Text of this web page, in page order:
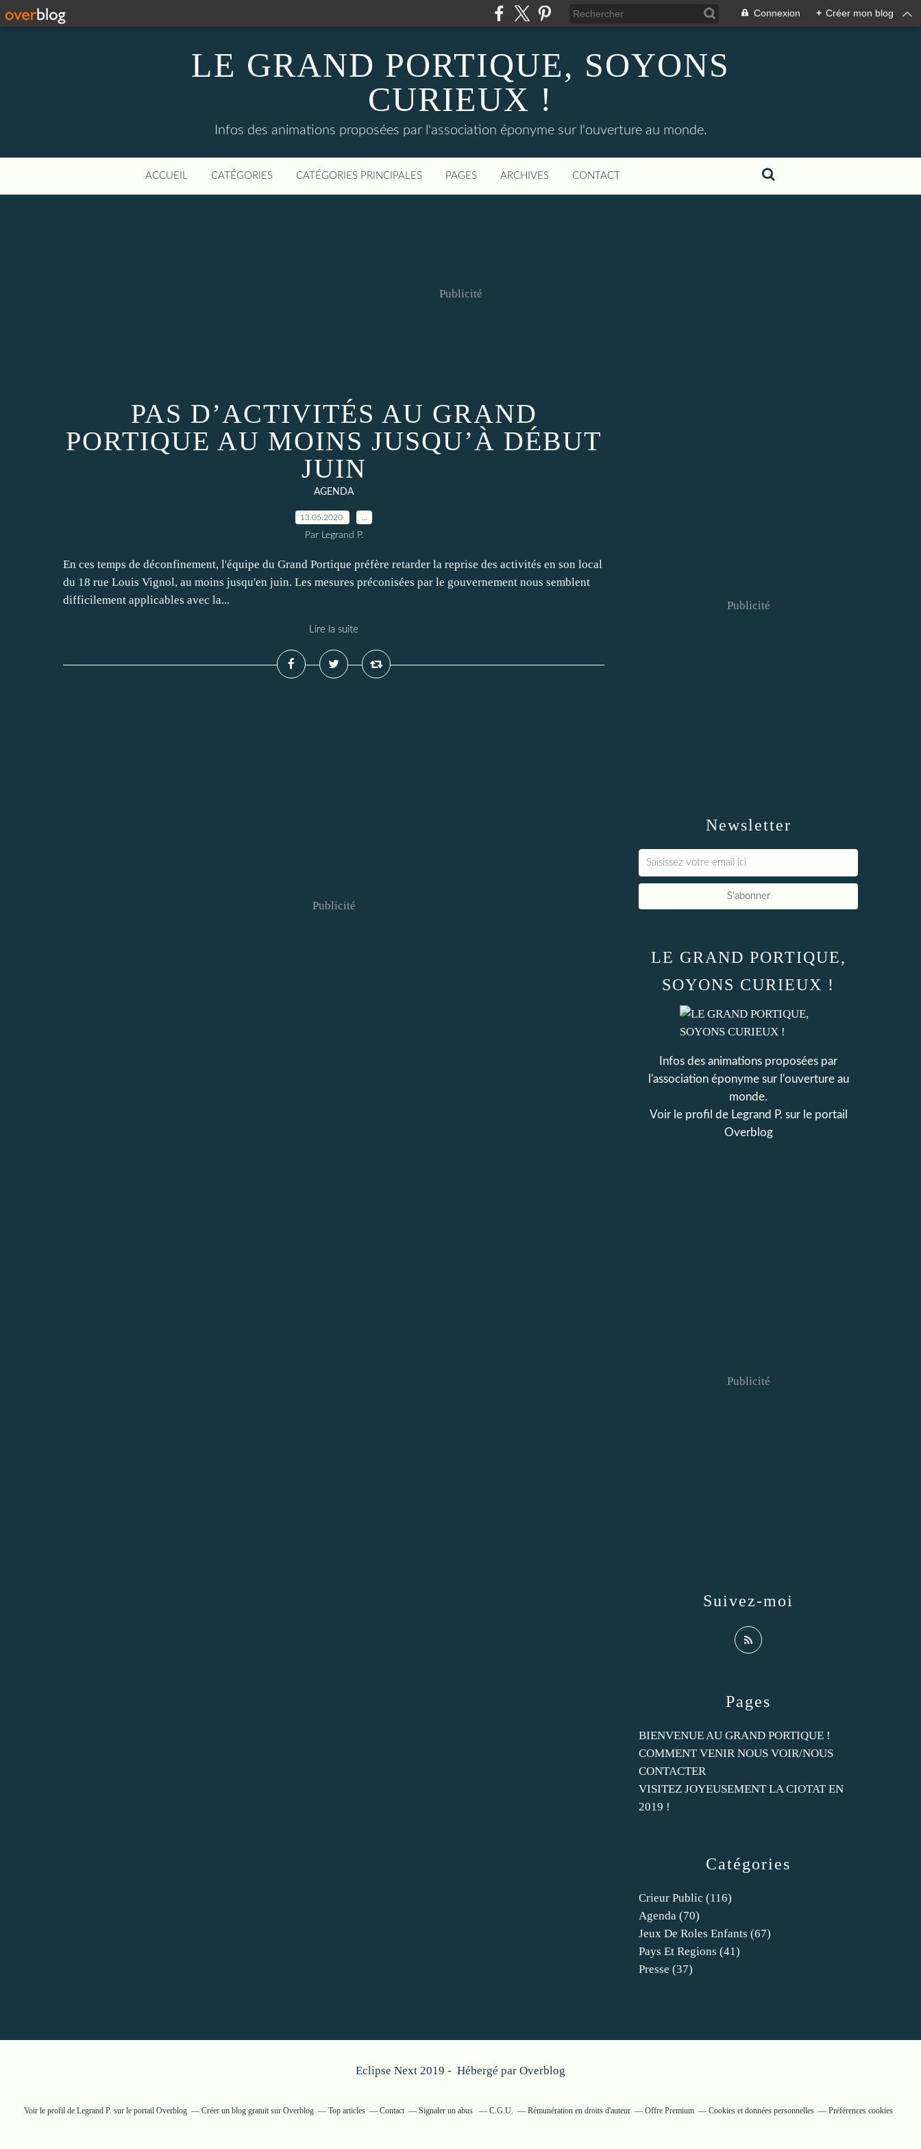
Connexion + Créer mon blog
LE GRAND PORTIQUE, SOYONS
CURIEUX !
Infos des animations proposées par l'association éponyme sur l'ouverture au monde.
ACCUEIL CATÉGORIES CATÉGORIES PRINCIPALES PAGES ARCHIVES CONTACT
Publicité
PAS D’ACTIVITÉS AU GRAND
PORTIQUE AU MOINS JUSQU’À DÉBUT
JUIN
AGENDA
13.05.2020
Par Legrand P.
En ces temps de déconfinement, l'équipe du Grand Portique préfère retarder la reprise des activités en son local
du 18 rue Louis Vignol, au moins jusqu'en juin. Les mesures préconisées par le gouvernement nous semblent
difficilement applicables avec la...
Lire la suite
Publicité
Newsletter
Publicité
Catégories
Crieur Public (116)
Agenda (70)
Jeux De Roles Enfants (67)
Pays Et Regions (41)
Presse (37)
Pages
BIENVENUE AU GRAND PORTIQUE !
COMMENT VENIR NOUS VOIR/NOUS
CONTACTER
VISITEZ JOYEUSEMENT LA CIOTAT EN
2019 !
LE GRAND PORTIQUE,
SOYONS CURIEUX !
Infos des animations proposées par
l'association éponyme sur l'ouverture au
monde.
Voir le profil de Legrand P. sur le portail
Overblog
Suivez-moi
Publicité
Eclipse Next 2019 - Hébergé par Overblog
Voir le profil de Legrand P. sur le portail Overblog Créer un blog gratuit sur Overblog Top articles Contact Signaler un abus C.G.U. Rémunération en droits d'auteur Offre Premium Cookies et données personnelles Préférences cookies